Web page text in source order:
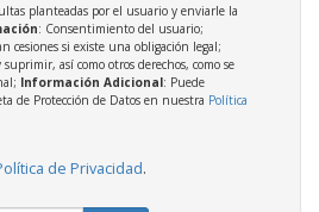
planteadas por el usuario y enviarle la
: Consentimiento del usuario;
cesiones si existe una obligación legal;
suprimir, así como otros derechos, como se
Información Adicional: Puede
de Protección de Datos en nuestra Política
de Privacidad.